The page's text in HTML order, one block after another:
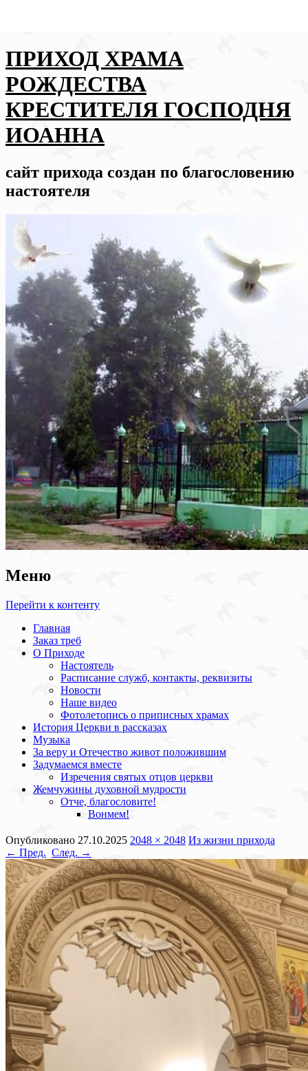
ПРИХОД ХРАМА
РОЖДЕСТВА
КРЕСТИТЕЛЯ ГОСПОДНЯ
ИОАННА
сайт прихода создан по благословению
настоятеля
Меню
Перейти к контенту
Главная
Заказ треб
О Приходе
Настоятель
Расписание служб, контакты, реквизиты
Новости
Наше видео
Фотолетопись о приписных храмах
История Церкви в рассказах
Музыка
За веру и Отечество живот положившим
Задумаемся вместе
Изречения святых отцов церкви
Жемчужины духовной мудрости
Отче, благословите!
Вонмем!
Опубликовано 27.10.2025 2048 × 2048 Из жизни прихода
← Пред. След. →